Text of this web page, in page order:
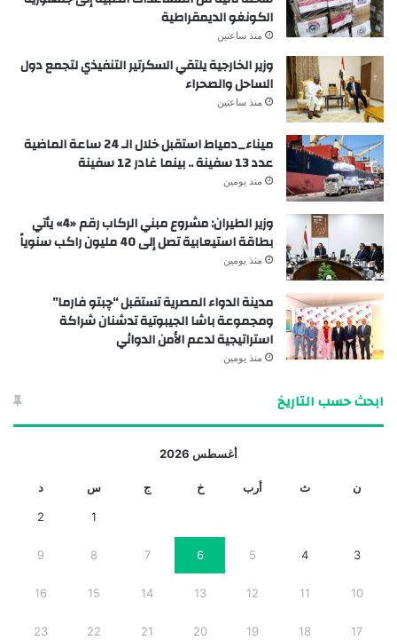
الكونغو الديمقراطية
منذ ساعتين
وزير الخارجية يلتقي السكرتير التنفيذي لتجمع دول
الساحل والصحراء
منذ ساعتين
ميناء_دمياط استقبل خلال الـ 24 ساعة الماضية
عدد 13 سفينة .. بينما غادر 12 سفينة
منذ يومين
وزير الطيران: مشروع مبني الركاب رقم «4» يأتي
بطاقة استيعابية تصل إلى 40 مليون راكب سنوياً
منذ يومين
مدينة الدواء المصرية تستقبل “چبتو فارما”
ومجموعة باشا الجيبوتية تدشنان شراكة
استراتيجية لدعم الأمن الدوائي
منذ يومين
ابحث حسب التاريخ
أغسطس 2026
ن ث أرب خ ج س د
1
2
3
4
5
6
7
8
9
10
11
12
13
14
15
16
17
18
19
20
21
22
23